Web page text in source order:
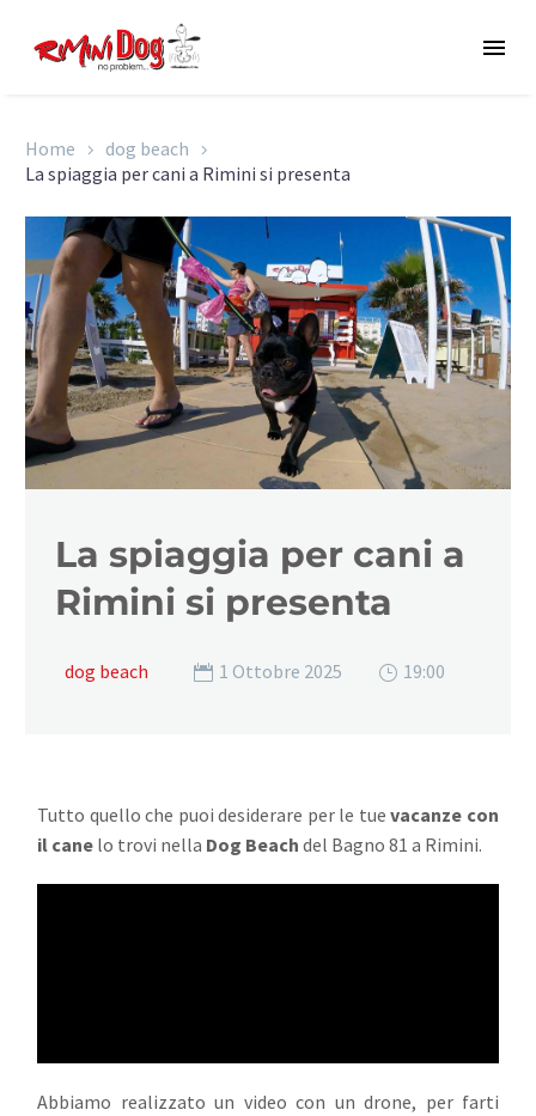
Home
dog beach
La spiaggia per cani a Rimini si presenta
La spiaggia per cani a
Rimini si presenta
dog beach 1 Ottobre 2025 19:00
Tutto quello che puoi desiderare per le tuevacanze con
il cane lo trovi nella Dog Beach del Bagno 81 a Rimini.
Abbiamo realizzato un video con un drone, per farti